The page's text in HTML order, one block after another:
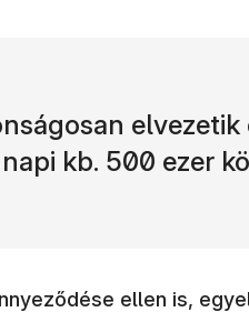
elvezetik
kb. 500 ezer
ellen is,